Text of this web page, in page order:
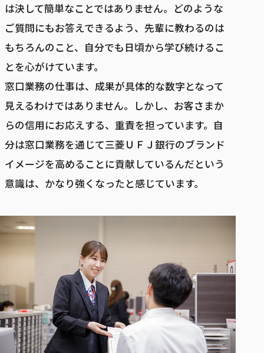
は決して簡単なことではありません。どのような
ご質問にもお答えできるよう、先輩に教わるのは
もちろんのこと、自分でも日頃から学び続けるこ
とを心がけています。
窓口業務の仕事は、成果が具体的な数字となって
見えるわけではありません。しかし、お客さまか
らの信用にお応えする、重責を担っています。自
分は窓口業務を通じて三菱ＵＦＪ銀行のブランド
イメージを高めることに貢献しているんだという
意識は、かなり強くなったと感じています。